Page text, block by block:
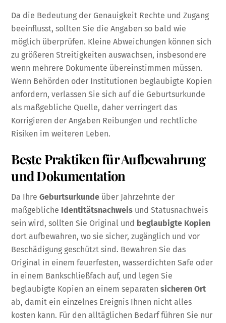
Da die Bedeutung der Genauigkeit Rechte und Zugang
beeinflusst, sollten Sie die Angaben so bald wie
möglich überprüfen. Kleine Abweichungen können sich
zu größeren Streitigkeiten auswachsen, insbesondere
wenn mehrere Dokumente übereinstimmen müssen.
Wenn Behörden oder Institutionen beglaubigte Kopien
anfordern, verlassen Sie sich auf die Geburtsurkunde
als maßgebliche Quelle, daher verringert das
Korrigieren der Angaben Reibungen und rechtliche
Risiken im weiteren Leben.
Beste Praktiken für Aufbewahrung
und Dokumentation
Da IhreGeburtsurkunde über Jahrzehnte der
maßgebliche Identitätsnachweis und Statusnachweis
sein wird, sollten Sie Original und beglaubigte Kopien
dort aufbewahren, wo sie sicher, zugänglich und vor
Beschädigung geschützt sind. Bewahren Sie das
Original in einem feuerfesten, wasserdichten Safe oder
in einem Bankschließfach auf, und legen Sie
beglaubigte Kopien an einem separatensicheren Ort
ab, damit ein einzelnes Ereignis Ihnen nicht alles
kosten kann. Für den alltäglichen Bedarf führen Sie nur